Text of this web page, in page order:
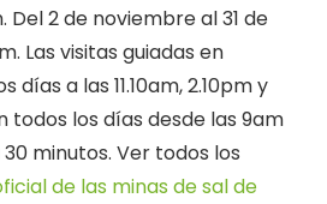
Del 2 de noviembre al 31 de
Las visitas guiadas en
días a las 11.10am, 2.10pm y
todos los días desde las 9am
minutos. Ver todos los
de las minas de sal de